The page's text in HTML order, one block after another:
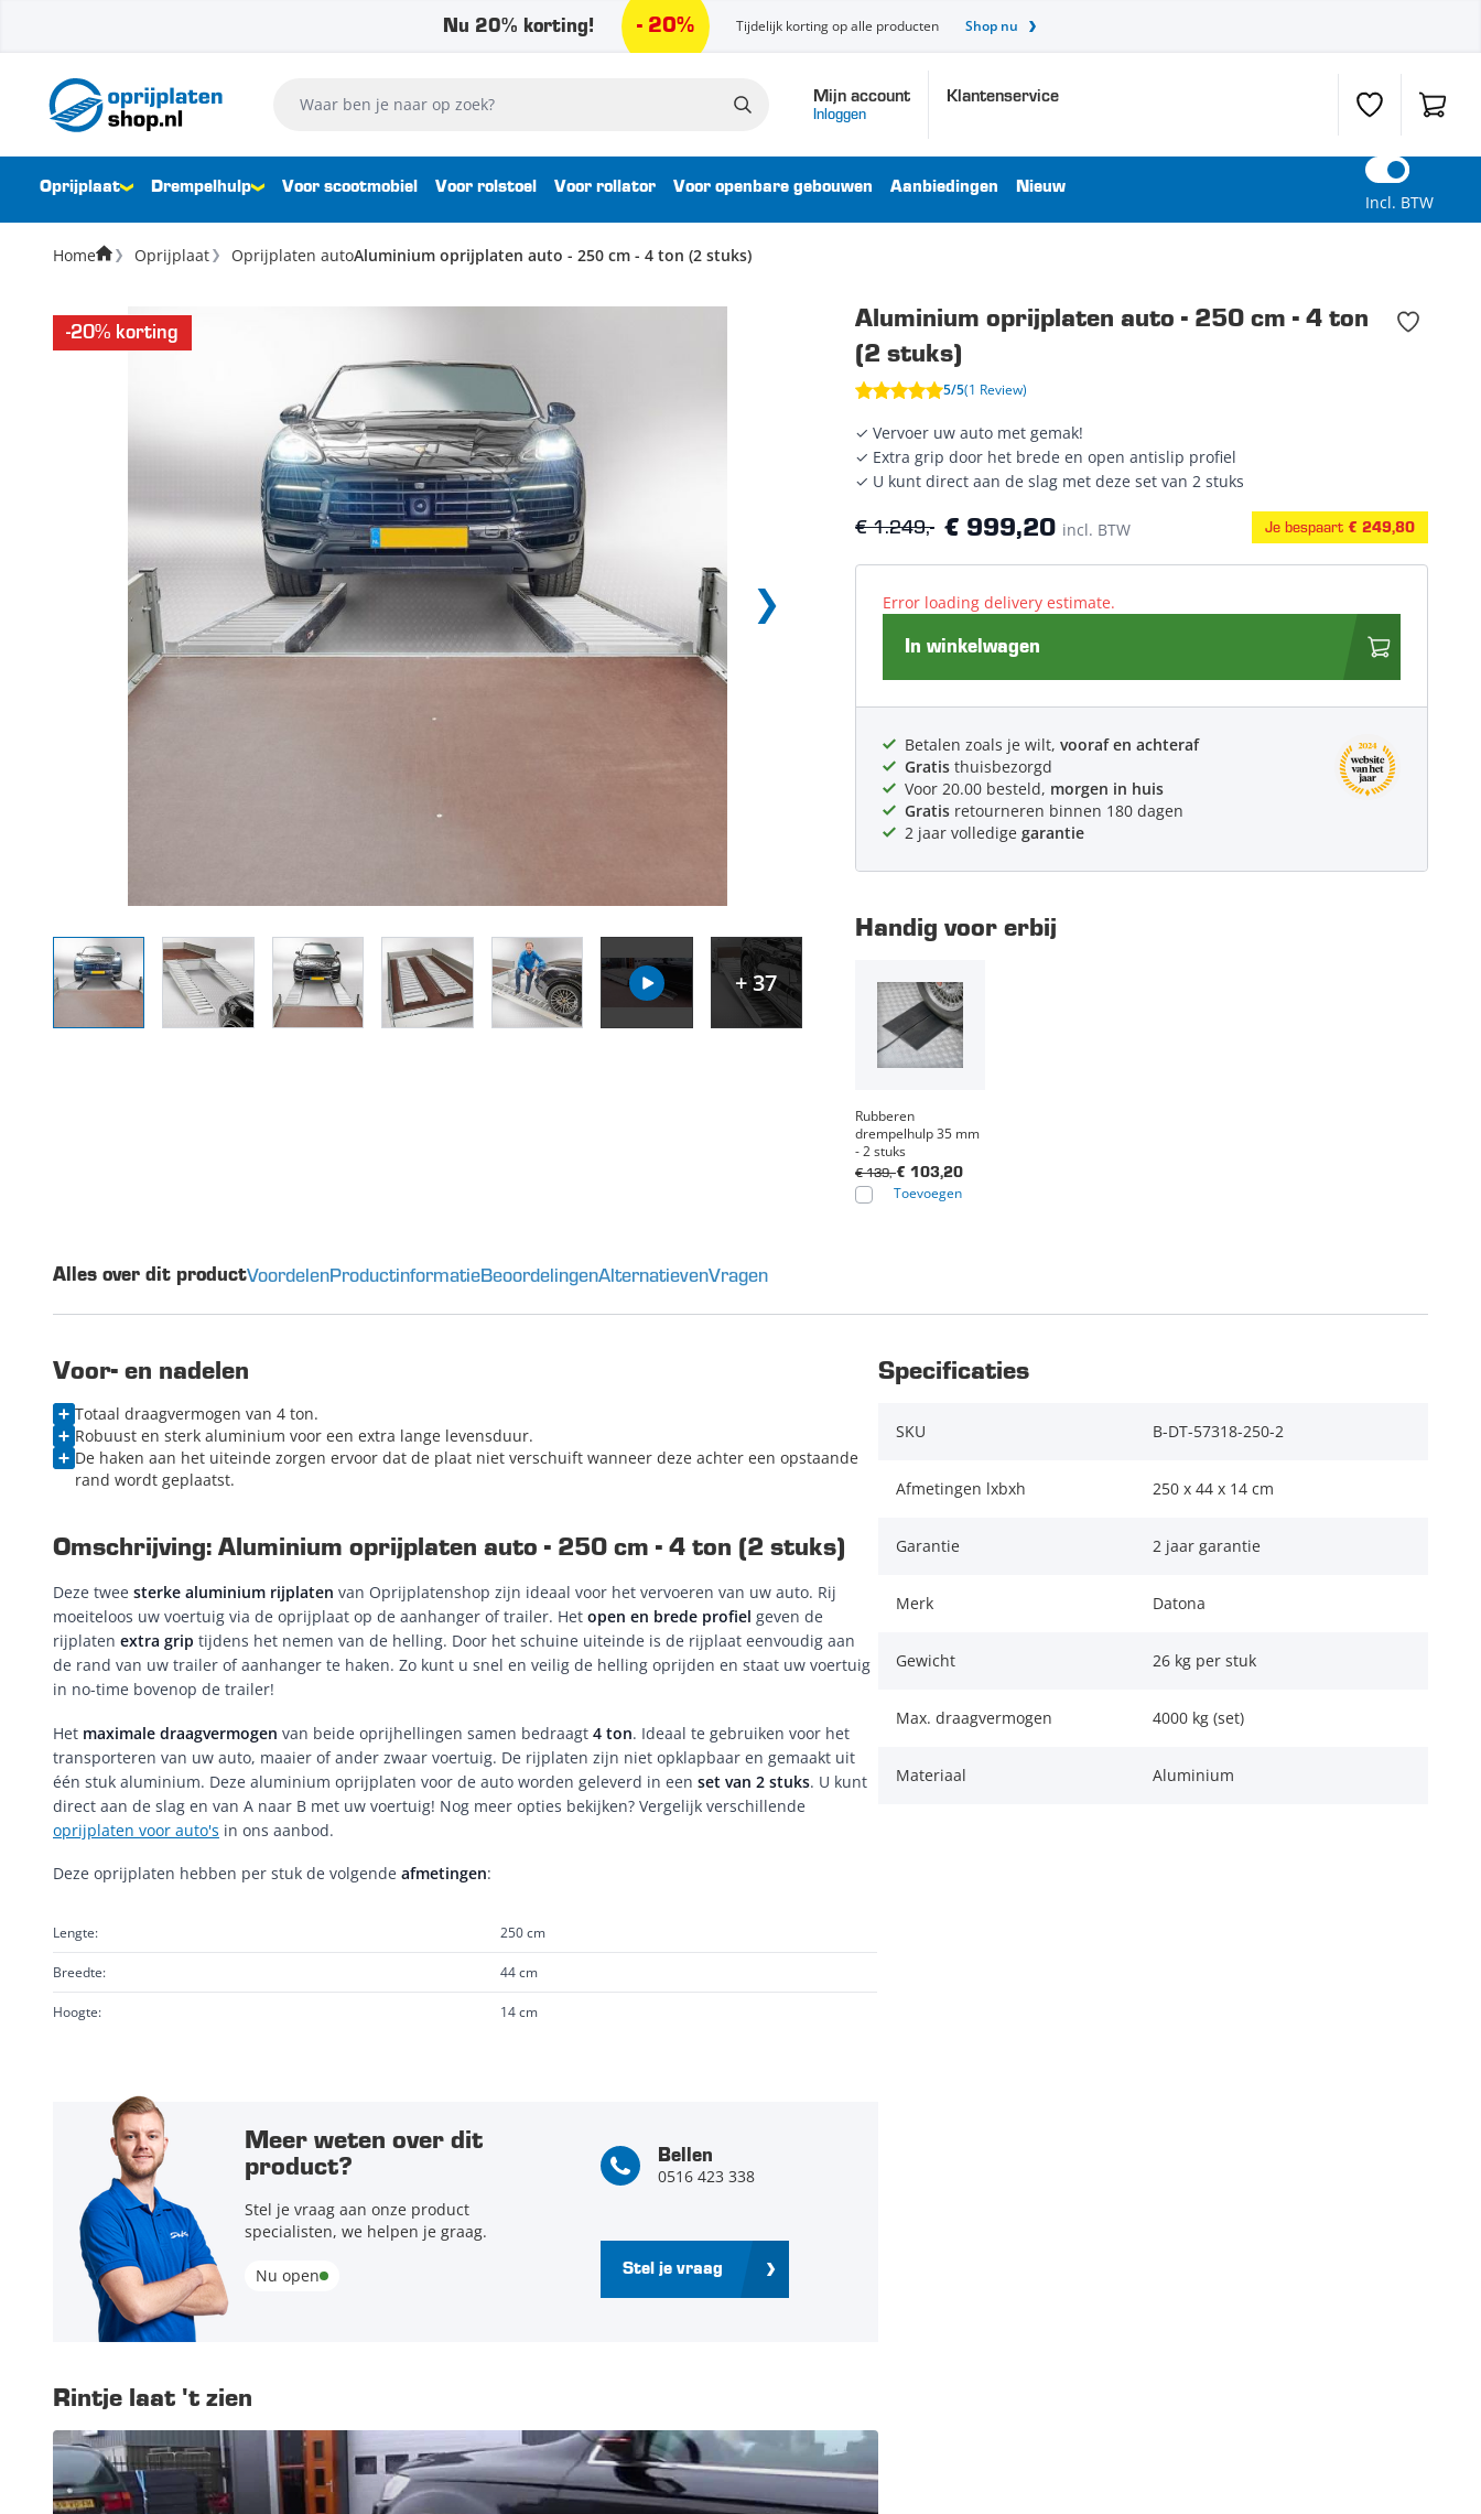
Nu 20% korting! - 20% Tijdelijk korting op alle producten Shop nu
Mijn account
Inloggen
Klantenservice
Verlanglijst
Waar ben je naar op zoek?
Oprijplaat Drempelhulp Voor scootmobiel Voor rolstoel Voor rollator Voor openbare gebouwen Aanbiedingen Nieuw
Incl. BTW
Home Oprijplaat Oprijplaten autoAluminium oprijplaten auto - 250 cm - 4 ton (2 stuks)
-20% korting
+ 37
Aluminium oprijplaten auto - 250 cm - 4 ton
(2 stuks)
5/5(1 Review)
✓ Vervoer uw auto met gemak!
✓ Extra grip door het brede en open antislip profiel
✓ U kunt direct aan de slag met deze set van 2 stuks
€ 1.249,- € 999,20 incl. BTW Je bespaart € 249,80
Error loading delivery estimate.
In winkelwagen
Betalen zoals je wilt, vooraf en achteraf
Gratis thuisbezorgd
Voor 20.00 besteld, morgen in huis
Gratis retourneren binnen 180 dagen
2 jaar volledige garantie
Handig voor erbij
Rubberen
drempelhulp 35 mm
- 2 stuks
€ 103,20
€ 139,-
Toevoegen
Alles over dit productVoordelenProductinformatieBeoordelingenAlternatievenVragen
Specificaties
SKU B-DT-57318-250-2
Afmetingen lxbxh 250 x 44 x 14 cm
Garantie 2 jaar garantie
Merk Datona
Gewicht 26 kg per stuk
Max. draagvermogen 4000 kg (set)
Materiaal Aluminium
Voor- en nadelen
Totaal draagvermogen van 4 ton.
Robuust en sterk aluminium voor een extra lange levensduur.
De haken aan het uiteinde zorgen ervoor dat de plaat niet verschuift wanneer deze achter een opstaande
rand wordt geplaatst.
Omschrijving: Aluminium oprijplaten auto - 250 cm - 4 ton (2 stuks)
Deze twee sterke aluminium rijplaten van Oprijplatenshop zijn ideaal voor het vervoeren van uw auto. Rij
moeiteloos uw voertuig via de oprijplaat op de aanhanger of trailer. Het open en brede profiel geven de
rijplaten extra grip tijdens het nemen van de helling. Door het schuine uiteinde is de rijplaat eenvoudig aan
de rand van uw trailer of aanhanger te haken. Zo kunt u snel en veilig de helling oprijden en staat uw voertuig
in no-time bovenop de trailer!
Het maximale draagvermogen van beide oprijhellingen samen bedraagt 4 ton. Ideaal te gebruiken voor het
transporteren van uw auto, maaier of ander zwaar voertuig. De rijplaten zijn niet opklapbaar en gemaakt uit
één stuk aluminium. Deze aluminium oprijplaten voor de auto worden geleverd in een set van 2 stuks. U kunt
direct aan de slag en van A naar B met uw voertuig! Nog meer opties bekijken? Vergelijk verschillende
oprijplaten voor auto's in ons aanbod.
Deze oprijplaten hebben per stuk de volgende afmetingen:
Lengte: 250 cm
Breedte: 44 cm
Hoogte: 14 cm
Meer weten over dit
product?
Stel je vraag aan onze product
specialisten, we helpen je graag.
Nu open
Bellen
0516 423 338
Stel je vraag
Rintje laat 't zien